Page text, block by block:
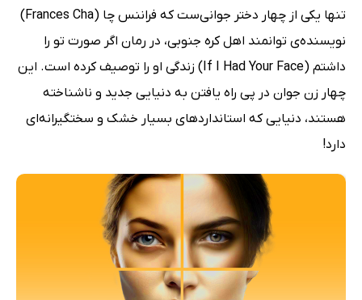
تنها یکی از چهار دختر جوانی‌ست که فراننس چا (Frances Cha)
نویسنده‌ی توانمند اهل کره جنوبی، در رمان اگر صورت تو را
داشتم (If I Had Your Face) زندگی او را توصیف کرده است. این
چهار زن جوان در پی راه یافتن به دنیایی جدید و ناشناخته
هستند، دنیایی که استانداردهای بسیار خشک و سختگیرانه‌ای
دارد!